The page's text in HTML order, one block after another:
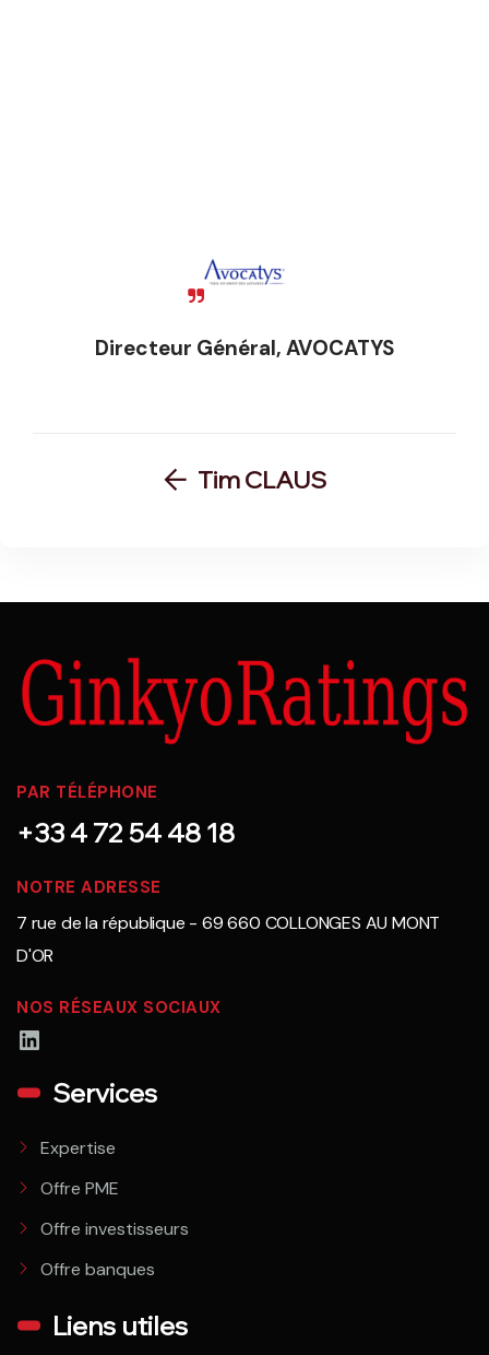
Directeur Général, AVOCATYS
Tim CLAUS
PAR TÉLÉPHONE
+33 4 72 54 48 18
NOTRE ADRESSE
7 rue de la république - 69 660 COLLONGES AU MONT
D'OR
NOS RÉSEAUX SOCIAUX
LinkedIn
Services
Expertise
Offre PME
Offre investisseurs
Offre banques
Liens utiles